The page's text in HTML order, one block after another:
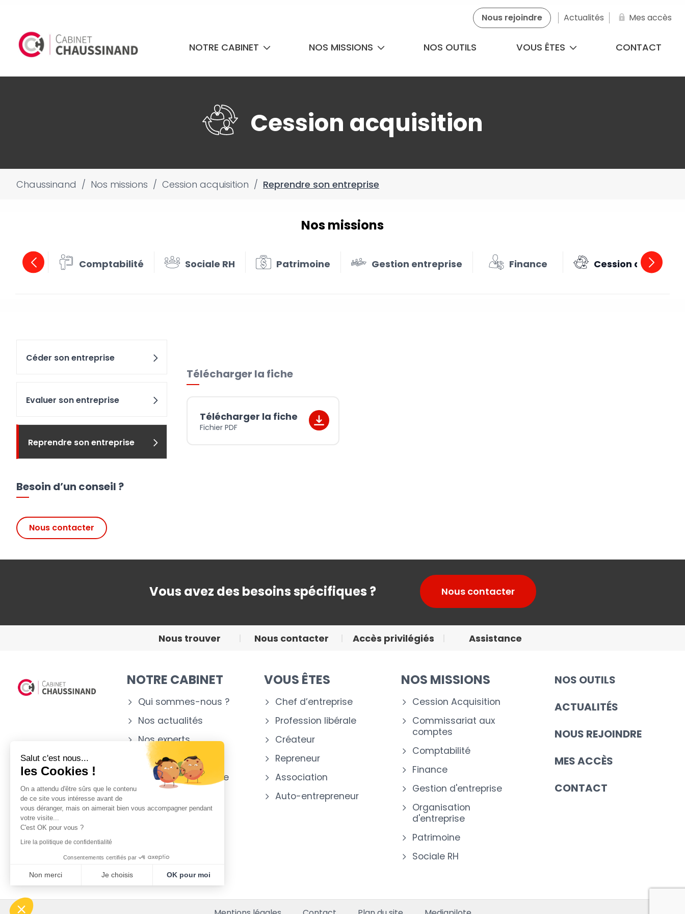
Nous rejoindre Actualités Mes accès
NOTRE CABINET NOS MISSIONS NOS OUTILS VOUS ÊTES CONTACT
Cession acquisition
Chaussinand / Nos missions / Cession acquisition / Reprendre son entreprise
Nos missions
Comptabilité Sociale RH Patrimoine Gestion entreprise Finance Cession
Céder son entreprise
Evaluer son entreprise
Reprendre son entreprise
Besoin d’un conseil ?
Nous contacter
Télécharger la fiche
Télécharger la fiche
Fichier PDF
Vous avez des besoins spécifiques ? Nous contacter
Nous trouver Nous contacter Accès privilégiés Assistance
NOTRE CABINET
Qui sommes-nous ?
Nos actualités
Nos experts
Nos implantations
Notre appartenance
VOUS ÊTES
Chef d’entreprise
Profession libérale
Créateur
Repreneur
Association
Auto-entrepreneur
NOS MISSIONS
Cession Acquisition
Commissariat aux
comptes
Comptabilité
Finance
Gestion d'entreprise
Organisation
d'entreprise
Patrimoine
Sociale RH
NOS OUTILS
ACTUALITÉS
NOUS REJOINDRE
MES ACCÈS
CONTACT
Salut c'est nous...
les Cookies !
On a attendu d'être sûrs que le contenu
de ce site vous intéresse avant de
vous déranger, mais on aimerait bien vous accompagner pendant
votre visite...
C'est OK pour vous ?
Lire la politique de confidentialité
Consentements certifiés par
Non merci Je choisis OK pour moi
Notre plateforme vous permet d'adapter et de gérer vos paramètres de confidentialité, en garantissant la conformité avec les réglementations. Personnalisez vos préférences pour